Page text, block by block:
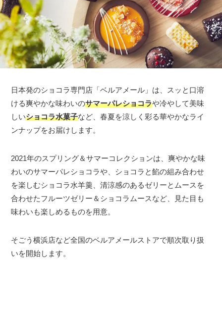
日本発のショコラ専門店「ベルアメール」は、スッと口溶
ける爽やかな味わいのサマーパレショコラや冷やして美味
しいショコラ水菓子など、春夏を涼しく彩る華やかなライ
ンナップをお届けします。
2021年のスプリング＆サマーコレクションは、爽やかな味
わいのサマーパレショコラや、ショコラと餡の組み合わせ
を楽しむショコラ水羊羹、清涼感のあるゼリーとムースを
合わせたフルーツゼリー＆ショコラムースなど、見た目も
味わいも楽しめるものを用意。
そごう横浜店など全国のベルアメールストアで順次取り扱
いを開始します。